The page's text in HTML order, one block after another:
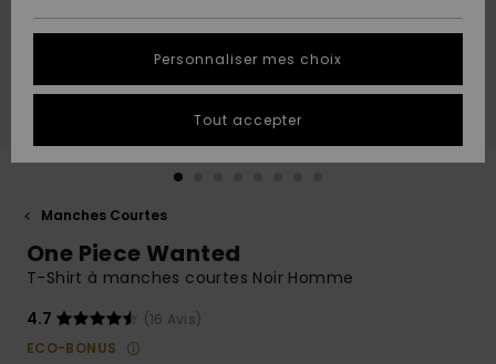
A
Découvrir
A
Découvrir
tailles
conversation
obtenir la
plus rapide
à votre
Démarrer
QUIKSILVER
Manches Courtes
One Piece Wanted
T-Shirt à manches courtes Noir Homme
4.7
(16 Avis)
ECO-BONUS
Personnaliser mes choix
Tout accepter